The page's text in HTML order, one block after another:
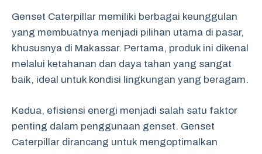
Genset Caterpillar memiliki berbagai keunggulan
yang membuatnya menjadi pilihan utama di pasar,
khususnya di Makassar. Pertama, produk ini dikenal
melalui ketahanan dan daya tahan yang sangat
baik, ideal untuk kondisi lingkungan yang beragam.
Kedua, efisiensi energi menjadi salah satu faktor
penting dalam penggunaan genset. Genset
Caterpillar dirancang untuk mengoptimalkan